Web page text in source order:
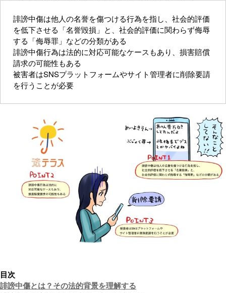
誹謗中傷は他人の名誉を傷つける行為を指し、社会的評価
を低下させる「名誉毀損」と、社会的評価に関わらず侮辱
する「侮辱罪」などの分類がある
誹謗中傷行為は法的に対応可能なケースもあり、損害賠償
請求の可能性もある
被害者はSNSプラットフォームやサイト管理者に削除要請
を行うことが必要
目次
誹謗中傷とは？その法的背景を理解する